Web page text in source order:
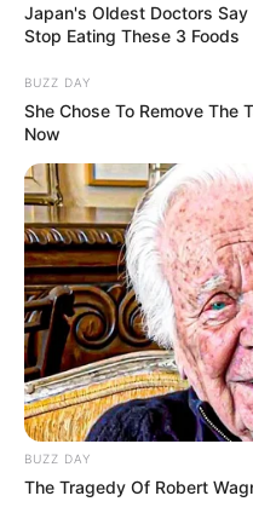
Japan's Oldest Doctors
Stop Eating These 3 Foods
BUZZ DAY
She Chose To Remove The
Now
BUZZ DAY
The Tragedy Of Robert